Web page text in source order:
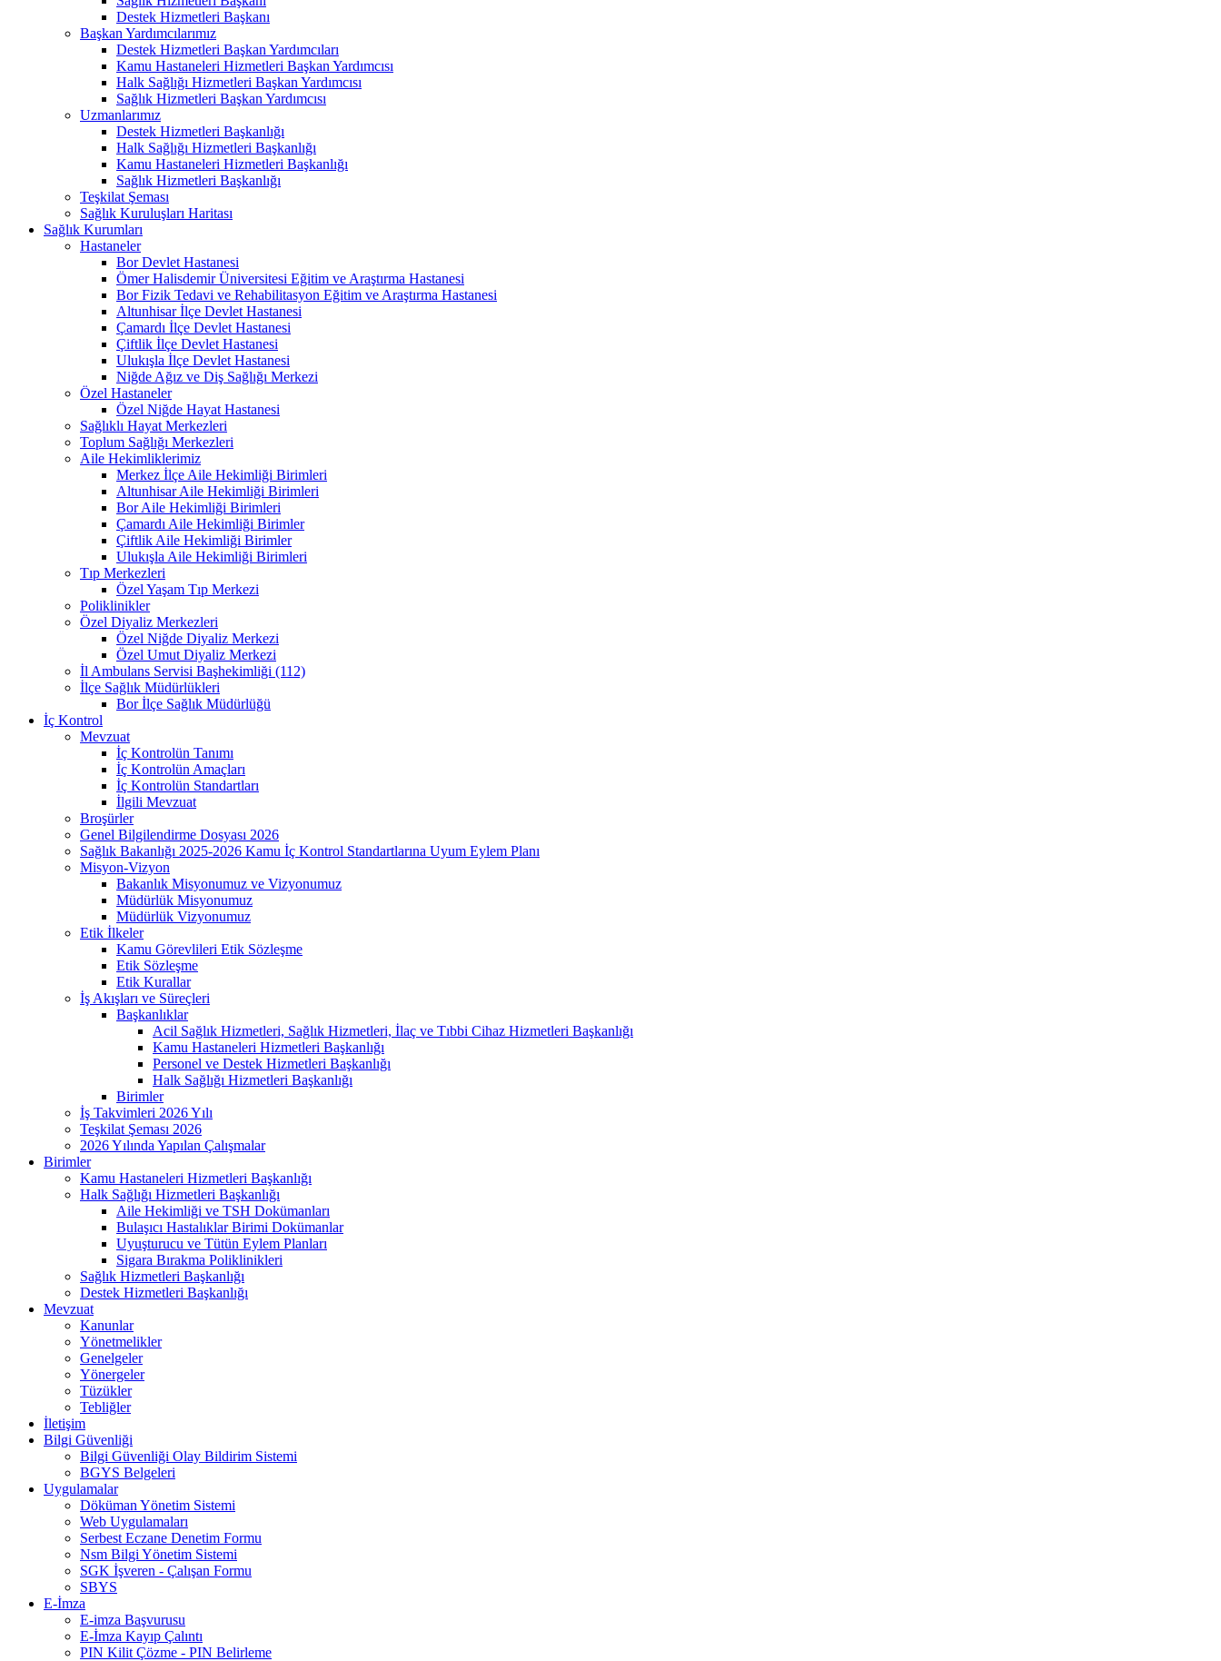
Destek Hizmetleri Başkanı
Başkan Yardımcılarımız
Destek Hizmetleri Başkan Yardımcıları
Kamu Hastaneleri Hizmetleri Başkan Yardımcısı
Halk Sağlığı Hizmetleri Başkan Yardımcısı
Sağlık Hizmetleri Başkan Yardımcısı
Uzmanlarımız
Destek Hizmetleri Başkanlığı
Halk Sağlığı Hizmetleri Başkanlığı
Kamu Hastaneleri Hizmetleri Başkanlığı
Sağlık Hizmetleri Başkanlığı
Teşkilat Şeması
Sağlık Kuruluşları Haritası
Sağlık Kurumları
Hastaneler
Bor Devlet Hastanesi
Ömer Halisdemir Üniversitesi Eğitim ve Araştırma Hastanesi
Bor Fizik Tedavi ve Rehabilitasyon Eğitim ve Araştırma Hastanesi
Altunhisar İlçe Devlet Hastanesi
Çamardı İlçe Devlet Hastanesi
Çiftlik İlçe Devlet Hastanesi
Ulukışla İlçe Devlet Hastanesi
Niğde Ağız ve Diş Sağlığı Merkezi
Özel Hastaneler
Özel Niğde Hayat Hastanesi
Sağlıklı Hayat Merkezleri
Toplum Sağlığı Merkezleri
Aile Hekimliklerimiz
Merkez İlçe Aile Hekimliği Birimleri
Altunhisar Aile Hekimliği Birimleri
Bor Aile Hekimliği Birimleri
Çamardı Aile Hekimliği Birimler
Çiftlik Aile Hekimliği Birimler
Ulukışla Aile Hekimliği Birimleri
Tıp Merkezleri
Özel Yaşam Tıp Merkezi
Poliklinikler
Özel Diyaliz Merkezleri
Özel Niğde Diyaliz Merkezi
Özel Umut Diyaliz Merkezi
İl Ambulans Servisi Başhekimliği (112)
İlçe Sağlık Müdürlükleri
Bor İlçe Sağlık Müdürlüğü
İç Kontrol
Mevzuat
İç Kontrolün Tanımı
İç Kontrolün Amaçları
İç Kontrolün Standartları
İlgili Mevzuat
Broşürler
Genel Bilgilendirme Dosyası 2026
Sağlık Bakanlığı 2025-2026 Kamu İç Kontrol Standartlarına Uyum Eylem Planı
Misyon-Vizyon
Bakanlık Misyonumuz ve Vizyonumuz
Müdürlük Misyonumuz
Müdürlük Vizyonumuz
Etik İlkeler
Kamu Görevlileri Etik Sözleşme
Etik Sözleşme
Etik Kurallar
İş Akışları ve Süreçleri
Başkanlıklar
Acil Sağlık Hizmetleri, Sağlık Hizmetleri, İlaç ve Tıbbi Cihaz Hizmetleri Başkanlığı
Kamu Hastaneleri Hizmetleri Başkanlığı
Personel ve Destek Hizmetleri Başkanlığı
Halk Sağlığı Hizmetleri Başkanlığı
Birimler
İş Takvimleri 2026 Yılı
Teşkilat Şeması 2026
2026 Yılında Yapılan Çalışmalar
Birimler
Kamu Hastaneleri Hizmetleri Başkanlığı
Halk Sağlığı Hizmetleri Başkanlığı
Aile Hekimliği ve TSH Dokümanları
Bulaşıcı Hastalıklar Birimi Dokümanlar
Uyuşturucu ve Tütün Eylem Planları
Sigara Bırakma Poliklinikleri
Sağlık Hizmetleri Başkanlığı
Destek Hizmetleri Başkanlığı
Mevzuat
Kanunlar
Yönetmelikler
Genelgeler
Yönergeler
Tüzükler
Tebliğler
İletişim
Bilgi Güvenliği
Bilgi Güvenliği Olay Bildirim Sistemi
BGYS Belgeleri
Uygulamalar
Döküman Yönetim Sistemi
Web Uygulamaları
Serbest Eczane Denetim Formu
Nsm Bilgi Yönetim Sistemi
SGK İşveren - Çalışan Formu
SBYS
E-İmza
E-imza Başvurusu
E-İmza Kayıp Çalıntı
PIN Kilit Çözme - PIN Belirleme